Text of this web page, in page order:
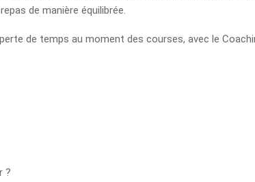
de manière équilibrée.
de temps au moment des courses, avec le
?